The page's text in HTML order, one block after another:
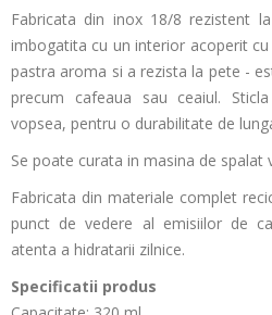
Fabricata din inox 18/8 rezistent
imbogatita cu un interior acoperit
pastra aroma si a rezista la pete -
precum cafeaua sau ceaiul.
vopsea, pentru o durabilitate de
Se poate curata in masina de spalat
Fabricata din materiale complet
punct de vedere al emisiilor de
atenta a hidratarii zilnice.
Specificatii produs